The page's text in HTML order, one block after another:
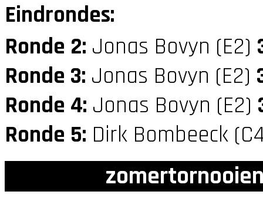
Eindrondes:
Ronde 2: Jonas Bovyn (E2)
Ronde 3: Jonas Bovyn (E2)
Ronde 4: Jonas Bovyn (E2)
Ronde 5: Dirk Bombeeck